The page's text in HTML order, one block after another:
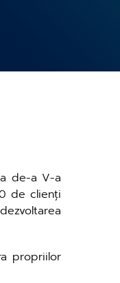
de-a V-a
de clienți
propriilor